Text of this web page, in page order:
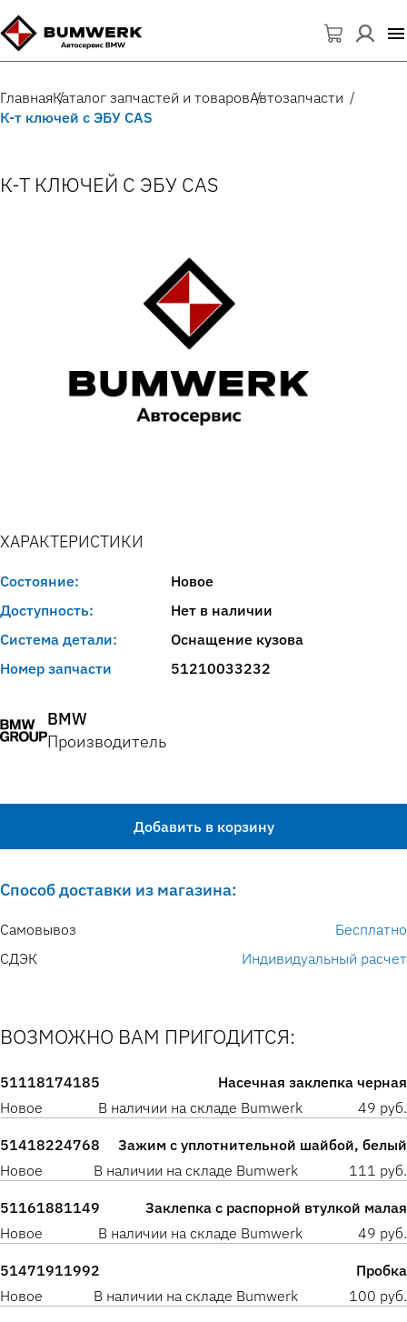
ГлавнаяКаталог запчастей и товаровАвтозапчасти
К-т ключей с ЭБУ CAS
К-Т КЛЮЧЕЙ С ЭБУ CAS
ХАРАКТЕРИСТИКИ
Состояние:
Новое
Доступность:
Нет в наличии
Система детали:
Оснащение кузова
Номер запчасти
51210033232
BMW
Производитель
Добавить в корзину
Способ доставки из магазина:
Самовывоз
Бесплатно
СДЭК
Индивидуальный расчет
ВОЗМОЖНО ВАМ ПРИГОДИТСЯ:
51118174185
Насечная заклепка черная
Новое
В наличии на складе Bumwerk 49 руб.
51418224768
Зажим с уплотнительной шайбой, белый
Новое
В наличии на складе Bumwerk 111 руб.
51161881149
Заклепка с распорной втулкой малая
Новое
В наличии на складе Bumwerk 49 руб.
51471911992
Пробка
Новое
В наличии на складе Bumwerk 100 руб.